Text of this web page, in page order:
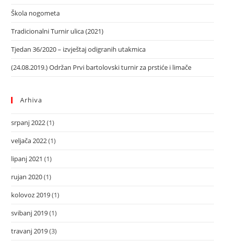
Škola nogometa
Tradicionalni Turnir ulica (2021)
Tjedan 36/2020 – izvještaj odigranih utakmica
(24.08.2019.) Održan Prvi bartolovski turnir za prstiće i limače
Arhiva
srpanj 2022(1)
veljača 2022(1)
lipanj 2021 (1)
rujan 2020(1)
kolovoz 2019(1)
svibanj 2019(1)
travanj 2019(3)